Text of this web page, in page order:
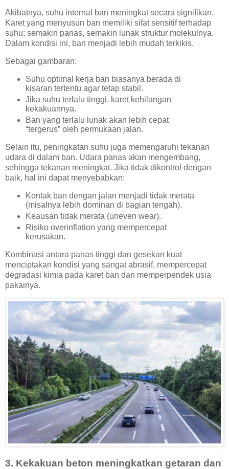
Akibatnya, suhu internal ban meningkat secara signifikan.
Karet yang menyusun ban memiliki sifat sensitif terhadap
suhu; semakin panas, semakin lunak struktur molekulnya.
Dalam kondisi ini, ban menjadi lebih mudah terkikis.
Sebagai gambaran:
Suhu optimal kerja ban biasanya berada di
kisaran tertentu agar tetap stabil.
Jika suhu terlalu tinggi, karet kehilangan
kekakuannya.
Ban yang terlalu lunak akan lebih cepat
“tergerus” oleh permukaan jalan.
Selain itu, peningkatan suhu juga memengaruhi tekanan
udara di dalam ban. Udara panas akan mengembang,
sehingga tekanan meningkat. Jika tidak dikontrol dengan
baik, hal ini dapat menyebabkan:
Kontak ban dengan jalan menjadi tidak merata
(misalnya lebih dominan di bagian tengah).
Keausan tidak merata (uneven wear).
Risiko overinflation yang mempercepat
kerusakan.
Kombinasi antara panas tinggi dan gesekan kuat
menciptakan kondisi yang sangat abrasif, mempercepat
degradasi kimia pada karet ban dan memperpendek usia
pakainya.
3. Kekakuan beton meningkatkan getaran dan